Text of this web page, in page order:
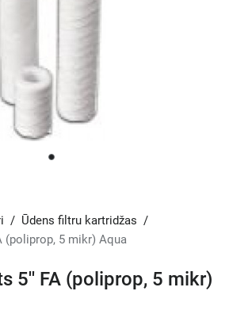
/ Ūdens filtru kartridžas /
(poliprop, 5 mikr) Aqua
5'' FA (poliprop, 5 mikr)